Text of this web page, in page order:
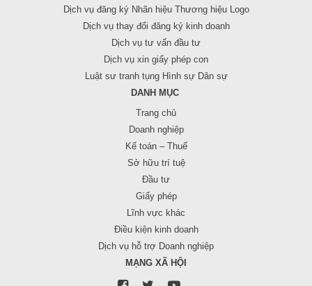
Dịch vụ đăng ký Nhãn hiệu Thương hiệu Logo
Dịch vụ thay đổi đăng ký kinh doanh
Dịch vụ tư vấn đầu tư
Dịch vụ xin giấy phép con
Luật sư tranh tụng Hình sự Dân sự
DANH MỤC
Trang chủ
Doanh nghiệp
Kế toán – Thuế
Sở hữu trí tuệ
Đầu tư
Giấy phép
Lĩnh vực khác
Điều kiện kinh doanh
Dịch vụ hỗ trợ Doanh nghiệp
MẠNG XÃ HỘI